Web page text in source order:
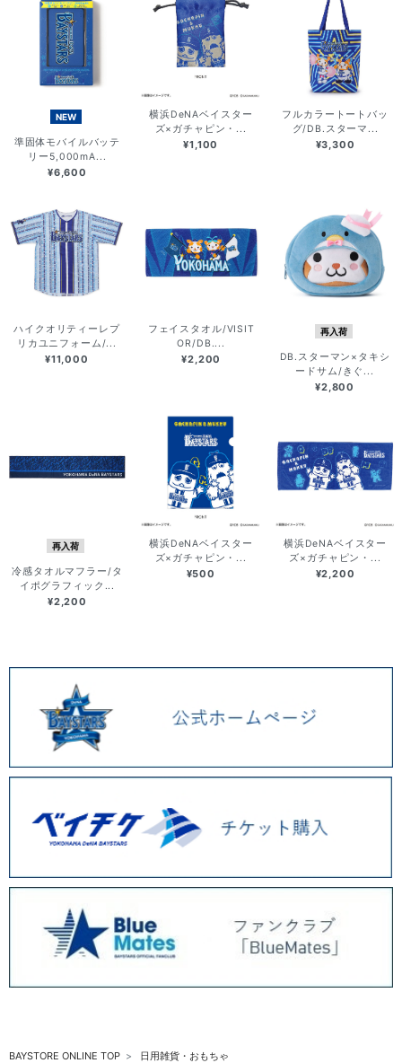
NEW
準固体モバイルバッテ
リー5,000mA...
¥6,600
横浜DeNAベイスター
ズ×ガチャピン・...
¥1,100
フルカラートートバッ
グ/DB.スターマ...
¥3,300
ハイクオリティーレプ
リカユニフォーム/...
¥11,000
フェイスタオル/VISIT
OR/DB....
¥2,200
再入荷
DB.スターマン×タキシ
ードサム/きぐ...
¥2,800
再入荷
冷感タオルマフラー/タ
イポグラフィック...
¥2,200
横浜DeNAベイスター
ズ×ガチャピン・...
¥500
横浜DeNAベイスター
ズ×ガチャピン・...
¥2,200
BAYSTORE ONLINE TOP 日用雑貨・おもちゃ